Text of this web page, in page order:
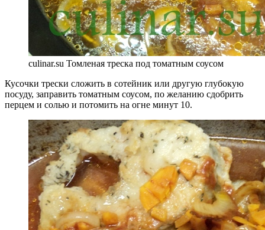
culinar.su Томленая треска под томатным соусом
Кусочки трески сложить в сотейник или другую глубокую
посуду, заправить томатным соусом, по желанию сдобрить
перцем и солью и потомить на огне минут 10.